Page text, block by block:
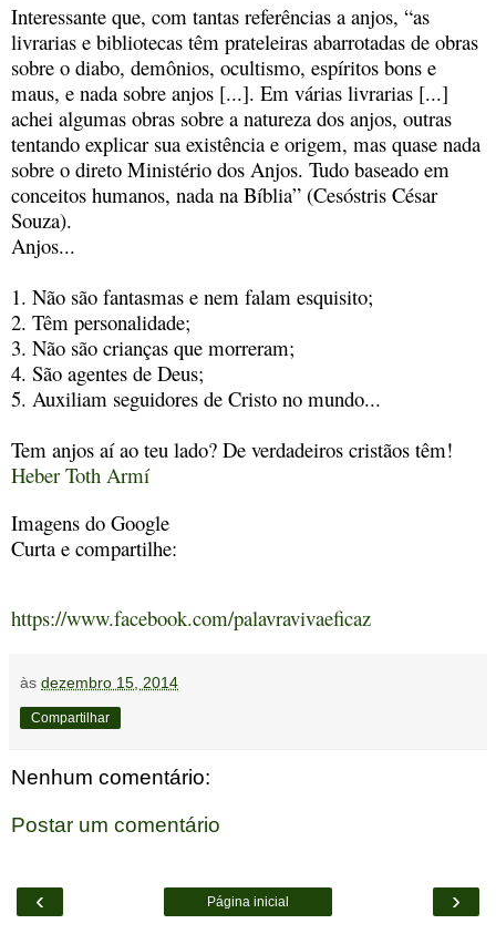
Interessante que, com tantas referências a anjos, “as
livrarias e bibliotecas têm prateleiras abarrotadas de obras
sobre o diabo, demônios, ocultismo, espíritos bons e
maus, e nada sobre anjos [...]. Em várias livrarias [...]
achei algumas obras sobre a natureza dos anjos, outras
tentando explicar sua existência e origem, mas quase nada
sobre o direto Ministério dos Anjos. Tudo baseado em
conceitos humanos, nada na Bíblia” (Cesóstris César
Souza).
Anjos...
1. Não são fantasmas e nem falam esquisito;
2. Têm personalidade;
3. Não são crianças que morreram;
4. São agentes de Deus;
5. Auxiliam seguidores de Cristo no mundo...
Tem anjos aí ao teu lado? De verdadeiros cristãos têm!
Heber Toth Armí
Imagens do Google
Curta e compartilhe:
https://www.facebook.com/palavravivaeficaz
às dezembro 15, 2014
Compartilhar
Nenhum comentário:
Postar um comentário
‹ ›
Página inicial